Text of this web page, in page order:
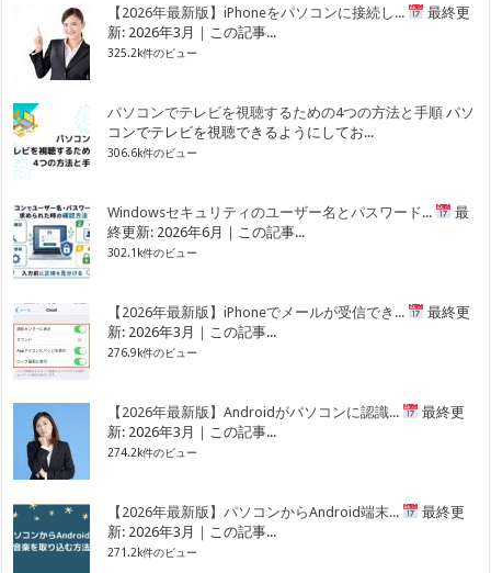
【2026年最新版】iPhoneをパソコンに接続し...
最終更
新: 2026年3月｜この記事...
325.2k件のビュー
パソコンでテレビを視聴するための4つの方法と手順 パソ
コンでテレビを視聴できるようにしてお...
306.6k件のビュー
Windowsセキュリティのユーザー名とパスワード...
最
終更新: 2026年6月｜この記事...
302.1k件のビュー
【2026年最新版】iPhoneでメールが受信でき...
最終更
新: 2026年3月｜この記事...
276.9k件のビュー
【2026年最新版】Androidがパソコンに認識...
最終更
新: 2026年3月｜この記事...
274.2k件のビュー
【2026年最新版】パソコンからAndroid端末...
最終更
新: 2026年3月｜この記事...
271.2k件のビュー